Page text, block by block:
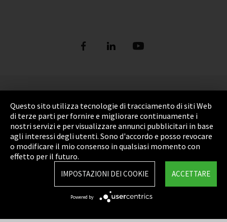
Privacy Policy
Cookie Settings
Termini e Condizioni
Integrity Line
Questo sito utilizza tecnologie di tracciamento di siti Web
di terze parti per fornire e migliorare continuamente i
nostri servizi e per visualizzare annunci pubblicitari in base
agli interessi degli utenti. Sono d'accordo e posso revocare
o modificare il mio consenso in qualsiasi momento con
effetto per il futuro.
ACCETTARE
IMPOSTAZIONI DEI COOKIE
Powered by